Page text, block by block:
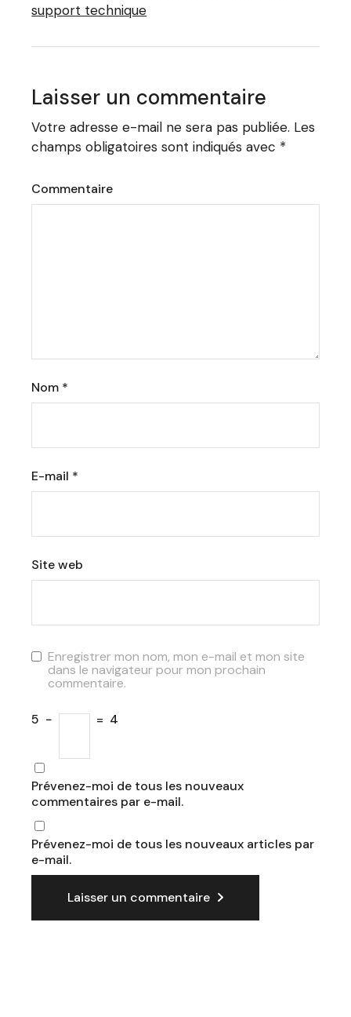
support technique
Laisser un commentaire
Votre adresse e-mail ne sera pas publiée. Les
champs obligatoires sont indiqués avec *
Commentaire
Nom *
E-mail *
Site web
Enregistrer mon nom, mon e-mail et mon site
dans le navigateur pour mon prochain
commentaire.
5 − = 4
Prévenez-moi de tous les nouveaux
commentaires par e-mail.
Prévenez-moi de tous les nouveaux articles par
e-mail.
Laisser un commentaire